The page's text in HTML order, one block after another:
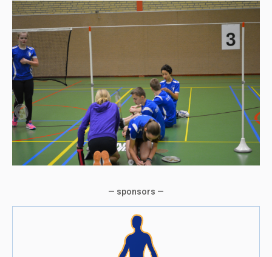
— sponsors —